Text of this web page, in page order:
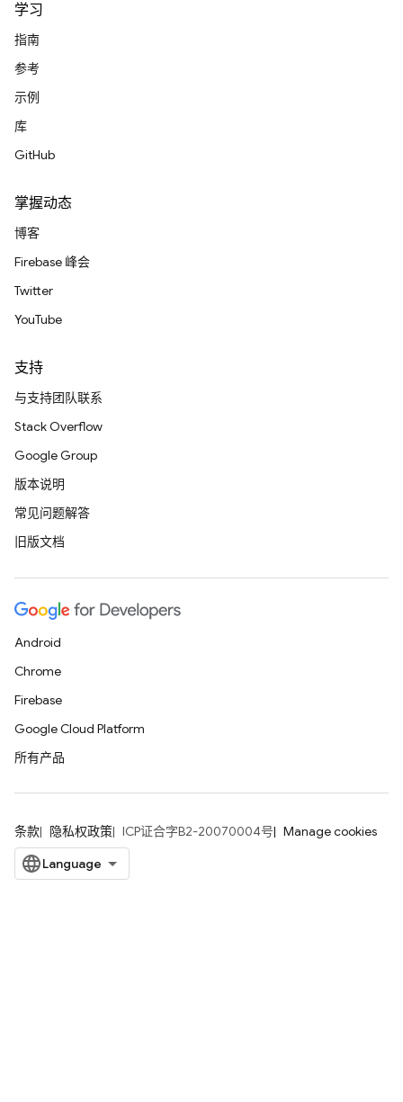
学习
指南
参考
示例
库
GitHub
掌握动态
博客
Firebase 峰会
Twitter
YouTube
支持
与支持团队联系
Stack Overflow
Google Group
版本说明
常见问题解答
旧版文档
Android
Chrome
Firebase
Google Cloud Platform
所有产品
条款 隐私权政策 ICP证合字B2-20070004号 Manage cookies